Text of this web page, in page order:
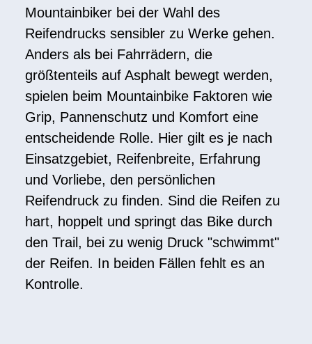
Mountainbiker bei der Wahl des
Reifendrucks sensibler zu Werke gehen.
Anders als bei Fahrrädern, die
größtenteils auf Asphalt bewegt werden,
spielen beim Mountainbike Faktoren wie
Grip, Pannenschutz und Komfort eine
entscheidende Rolle. Hier gilt es je nach
Einsatzgebiet, Reifenbreite, Erfahrung
und Vorliebe, den persönlichen
Reifendruck zu finden. Sind die Reifen zu
hart, hoppelt und springt das Bike durch
den Trail, bei zu wenig Druck "schwimmt"
der Reifen. In beiden Fällen fehlt es an
Kontrolle.